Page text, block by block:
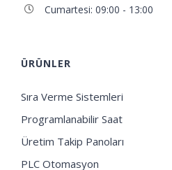
Cumartesi: 09:00 - 13:00
ÜRÜNLER
Sıra Verme Sistemleri
Programlanabilir Saat
Üretim Takip Panoları
PLC Otomasyon